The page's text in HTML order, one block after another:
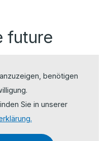
future
benötigen
Sie in unserer